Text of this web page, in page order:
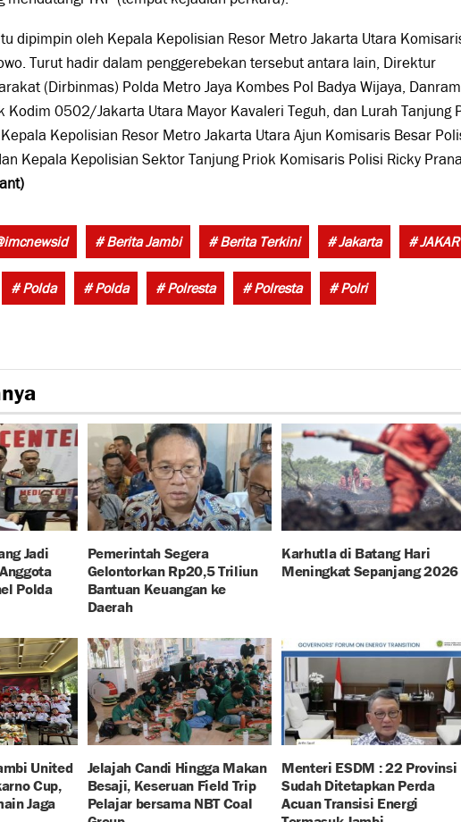
dipimpin oleh Kepala Kepolisian Resor Metro Jakarta Utara
Turut hadir dalam penggerebekan tersebut antara lain, Direktur
(Dirbinmas) Polda Metro Jaya Kombes Pol Badya Wijaya,
Kodim 0502/Jakarta Utara Mayor Kavaleri Teguh, dan Lurah Tanjung
Kepolisian Resor Metro Jakarta Utara Ajun Komisaris Besar
Kepala Kepolisian Sektor Tanjung Priok Komisaris Polisi Ricky
# Berita Jambi # Berita Terkini # Jakarta #
# Polda # Polda # Polresta # Polresta # Polri
Jadi
Polda
Pemerintah Segera
Gelontorkan Rp20,5 Triliun
Bantuan Keuangan ke
Daerah
Karhutla di Batang Hari
Meningkat Sepanjang 2026
United
Cup,
Jaga
Jelajah Candi Hingga Makan
Besaji, Keseruan Field Trip
Pelajar bersama NBT Coal
Menteri ESDM : 22 Provinsi
Sudah Ditetapkan Perda
Acuan Transisi Energi